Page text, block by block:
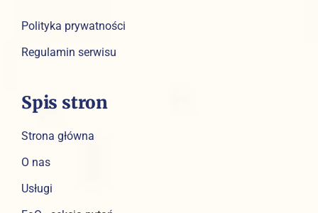
Polityka prywatności
Regulamin serwisu
Spis stron
Strona główna
O nas
Usługi